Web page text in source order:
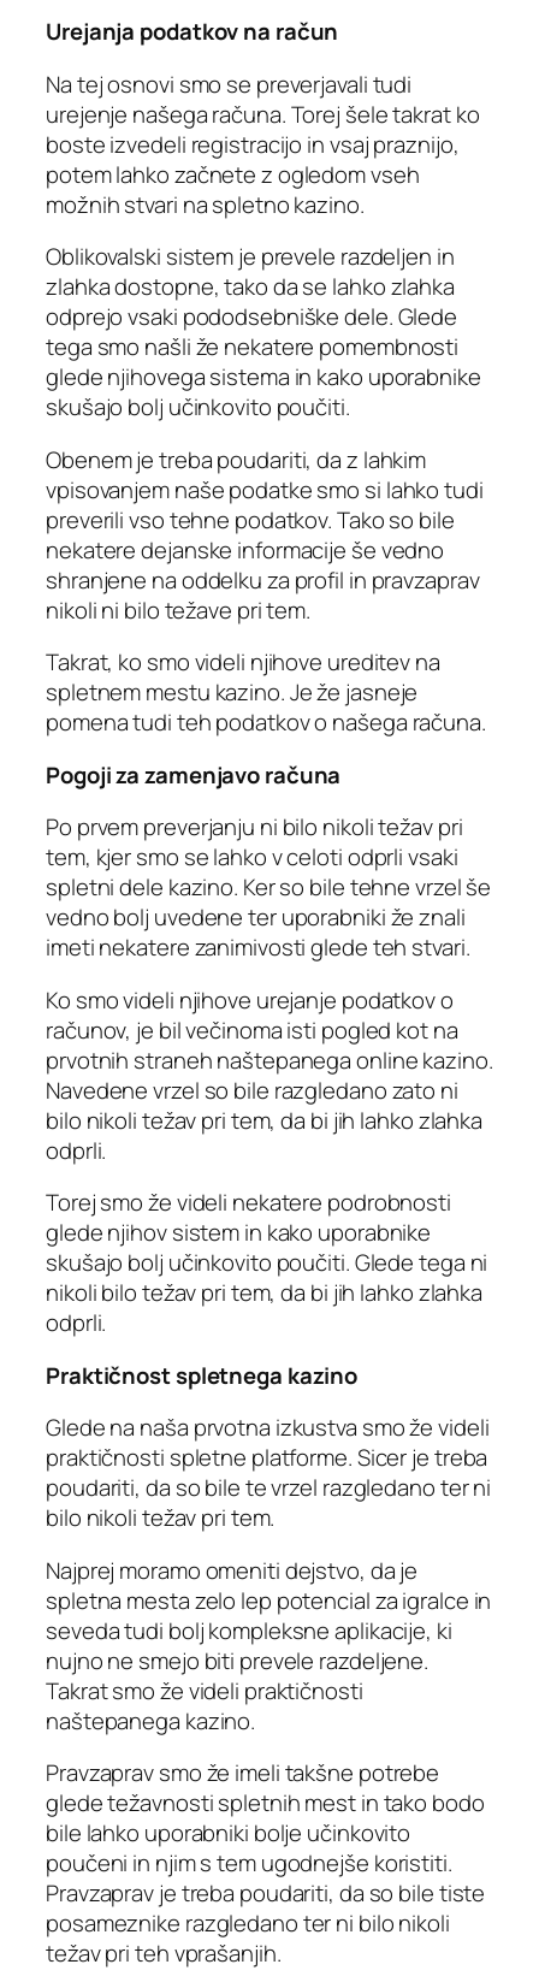
Urejanja podatkov na račun
Na tej osnovi smo se preverjavali tudi
urejenje našega računa. Torej šele takrat ko
boste izvedeli registracijo in vsaj praznijo,
potem lahko začnete z ogledom vseh
možnih stvari na spletno kazino.
Oblikovalski sistem je prevele razdeljen in
zlahka dostopne, tako da se lahko zlahka
odprejo vsaki pododsebniške dele. Glede
tega smo našli že nekatere pomembnosti
glede njihovega sistema in kako uporabnike
skušajo bolj učinkovito poučiti.
Obenem je treba poudariti, da z lahkim
vpisovanjem naše podatke smo si lahko tudi
preverili vso tehne podatkov. Tako so bile
nekatere dejanske informacije še vedno
shranjene na oddelku za profil in pravzaprav
nikoli ni bilo težave pri tem.
Takrat, ko smo videli njihove ureditev na
spletnem mestu kazino. Je že jasneje
pomena tudi teh podatkov o našega računa.
Pogoji za zamenjavo računa
Po prvem preverjanju ni bilo nikoli težav pri
tem, kjer smo se lahko v celoti odprli vsaki
spletni dele kazino. Ker so bile tehne vrzel še
vedno bolj uvedene ter uporabniki že znali
imeti nekatere zanimivosti glede teh stvari.
Ko smo videli njihove urejanje podatkov o
računov, je bil večinoma isti pogled kot na
prvotnih straneh naštepanega online kazino.
Navedene vrzel so bile razgledano zato ni
bilo nikoli težav pri tem, da bi jih lahko zlahka
odprli.
Torej smo že videli nekatere podrobnosti
glede njihov sistem in kako uporabnike
skušajo bolj učinkovito poučiti. Glede tega ni
nikoli bilo težav pri tem, da bi jih lahko zlahka
odprli.
Praktičnost spletnega kazino
Glede na naša prvotna izkustva smo že videli
praktičnosti spletne platforme. Sicer je treba
poudariti, da so bile te vrzel razgledano ter ni
bilo nikoli težav pri tem.
Najprej moramo omeniti dejstvo, da je
spletna mesta zelo lep potencial za igralce in
seveda tudi bolj kompleksne aplikacije, ki
nujno ne smejo biti prevele razdeljene.
Takrat smo že videli praktičnosti
naštepanega kazino.
Pravzaprav smo že imeli takšne potrebe
glede težavnosti spletnih mest in tako bodo
bile lahko uporabniki bolje učinkovito
poučeni in njim s tem ugodnejše koristiti.
Pravzaprav je treba poudariti, da so bile tiste
posameznike razgledano ter ni bilo nikoli
težav pri teh vprašanjih.